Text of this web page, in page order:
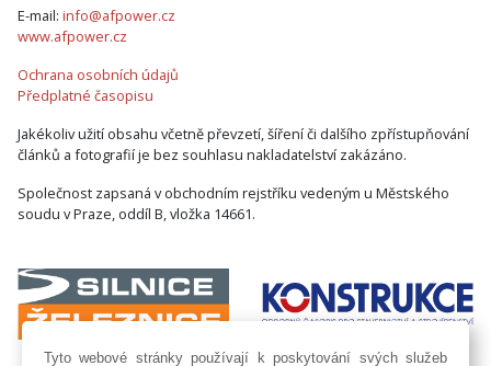
E-mail: info@afpower.cz
www.afpower.cz
Ochrana osobních údajů
Předplatné časopisu
Jakékoliv užití obsahu včetně převzetí, šíření či dalšího zpřístupňování
článků a fotografií je bez souhlasu nakladatelství zakázáno.
Společnost zapsaná v obchodním rejstříku vedeným u Městského
soudu v Praze, oddíl B, vložka 14661.
Tyto webové stránky používají k poskytování svých služeb